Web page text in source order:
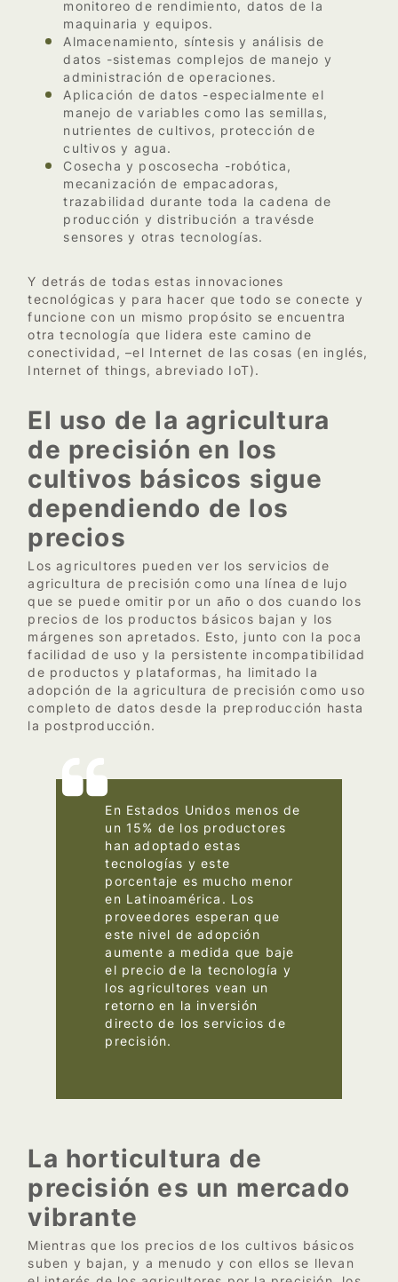
monitoreo de rendimiento, datos de la
maquinaria y equipos.
Almacenamiento, síntesis y análisis de
datos -sistemas complejos de manejo y
administración de operaciones.
Aplicación de datos -especialmente el
manejo de variables como las semillas,
nutrientes de cultivos, protección de
cultivos y agua.
Cosecha y poscosecha -robótica,
mecanización de empacadoras,
trazabilidad durante toda la cadena de
producción y distribución a travésde
sensores y otras tecnologías.
Y detrás de todas estas innovaciones
tecnológicas y para hacer que todo se conecte y
funcione con un mismo propósito se encuentra
otra tecnología que lidera este camino de
conectividad, –el Internet de las cosas (en inglés,
Internet of things, abreviado IoT)​​.
El uso de la agricultura
de precisión en los
cultivos básicos sigue
dependiendo de los
precios
Los agricultores pueden ver los servicios de
agricultura de precisión como una línea de lujo
que se puede omitir por un año o dos cuando los
precios de los productos básicos bajan y los
márgenes son apretados. Esto, junto con la poca
facilidad de uso y la persistente incompatibilidad
de productos y plataformas, ha limitado la
adopción de la agricultura de precisión como uso
completo de datos desde la preproducción hasta
la postproducción.
En Estados Unidos menos de
un 15% de los productores
han adoptado estas
tecnologías y este
porcentaje es mucho menor
en Latinoamérica. Los
proveedores esperan que
este nivel de adopción
aumente a medida que baje
el precio de la tecnología y
los agricultores vean un
retorno en la inversión
directo de los servicios de
precisión.
La horticultura de
precisión es un mercado
vibrante
Mientras que los precios de los cultivos básicos
suben y bajan, y a menudo y con ellos se llevan